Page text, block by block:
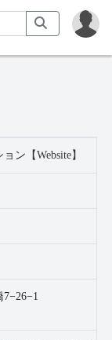
ョン 【Website】